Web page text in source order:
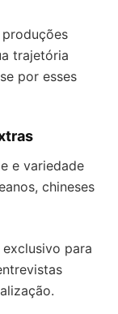
trajetória
por esses
e variedade
chineses
para